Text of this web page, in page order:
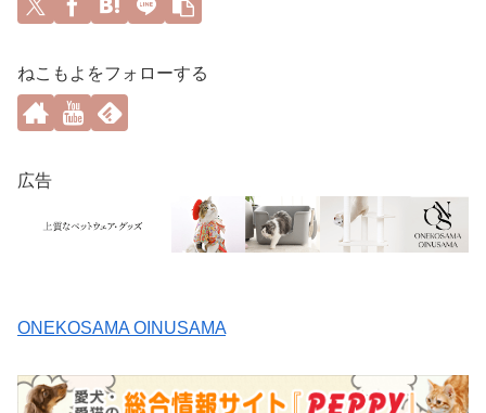
ねこもよをフォローする
広告
ONEKOSAMA OINUSAMA